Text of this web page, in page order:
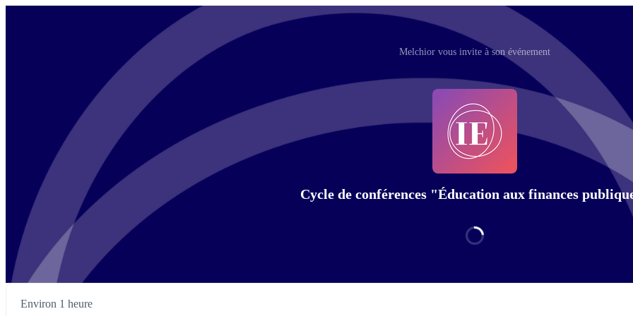
Melchior vous invite à son événement
Cycle de conférences "Éducation aux finances
Environ 1 heure